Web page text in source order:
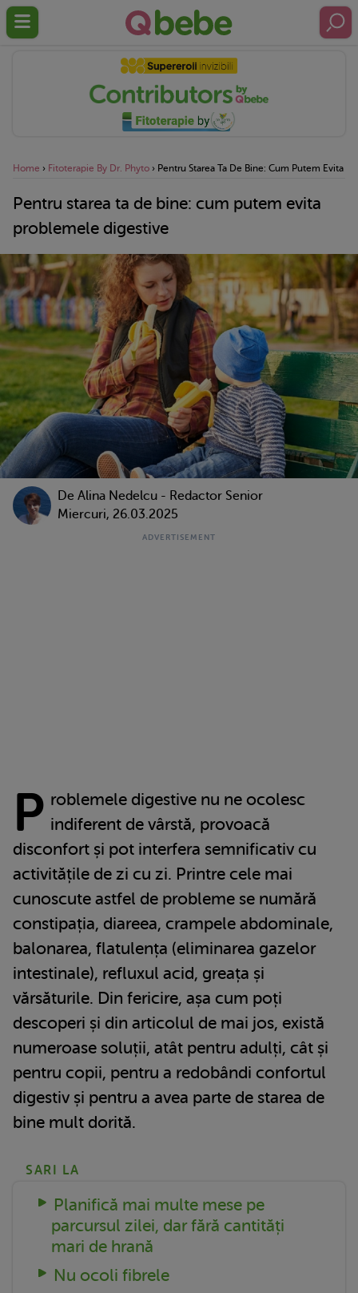
Home › Fitoterapie By Dr. Phyto › Pentru Starea Ta De Bine: Cum Putem Evita
Pentru starea ta de bine: cum putem evita
problemele digestive
De Alina Nedelcu - Redactor Senior
Miercuri, 26.03.2025
P roblemele digestive nu ne ocolesc
indiferent de vârstă, provoacă
disconfort și pot interfera semnificativ cu
activitățile de zi cu zi. Printre cele mai
cunoscute astfel de probleme se numără
constipația, diareea, crampele abdominale,
balonarea, flatulența (eliminarea gazelor
intestinale), refluxul acid, greața și
vărsăturile. Din fericire, așa cum poți
descoperi și din articolul de mai jos, există
numeroase soluții, atât pentru adulți, cât și
pentru copii, pentru a redobândi confortul
digestiv și pentru a avea parte de starea de
bine mult dorită.
SARI LA
Planifică mai multe mese pe
parcursul zilei, dar fără cantități
mari de hrană
Nu ocoli fibrele